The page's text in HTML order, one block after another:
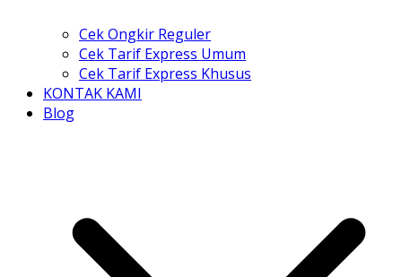
Cek Ongkir Reguler
Cek Tarif Express Umum
Cek Tarif Express Khusus
KONTAK KAMI
Blog